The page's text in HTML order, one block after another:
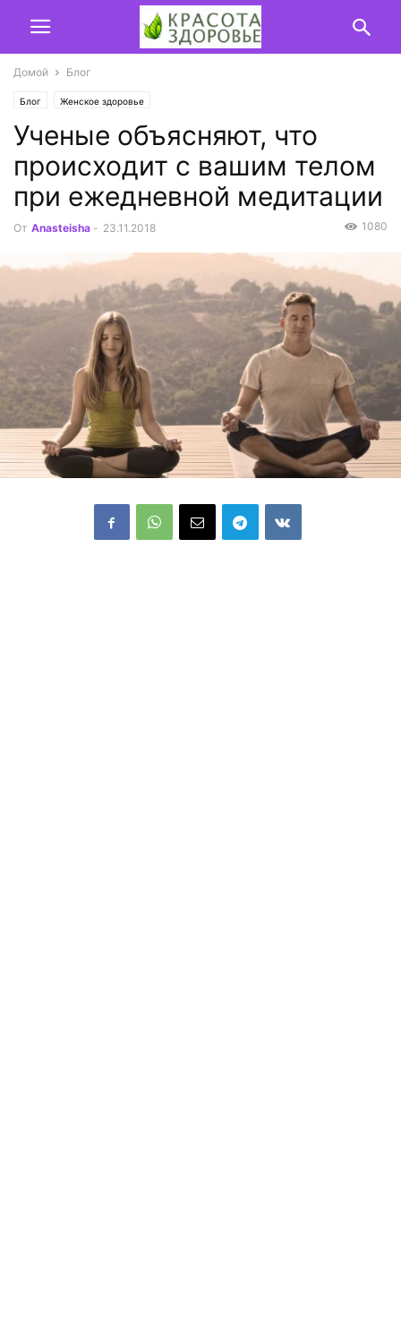
Домой Блог
Блог Женское здоровье
Ученые объясняют, что
происходит с вашим телом
при ежедневной медитации
От Anasteisha - 23.11.2018 1080